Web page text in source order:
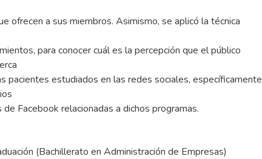
ofrecen a sus miembros. Asimismo, se aplicó la técnica
para conocer cuál es la percepción que el público
pacientes estudiados en las redes sociales, específicamente
de Facebook relacionadas a dichos programas.
(Bachillerato en Administración de Empresas)